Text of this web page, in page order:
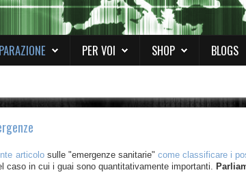
PER VOI SHOP BLOGS
articolosulle "emergenze sanitarie"come classificare i
caso in cui i guai sono quantitativamente importanti.